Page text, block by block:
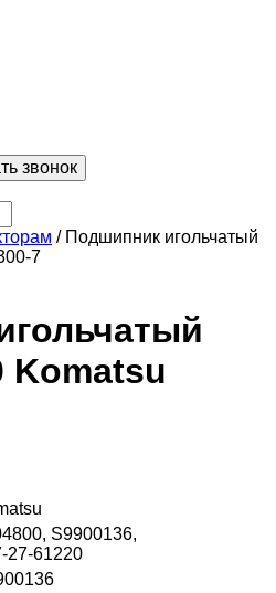
звонок
/ Подшипник игольчатый
7
Komatsu
S9900136,
27-61220